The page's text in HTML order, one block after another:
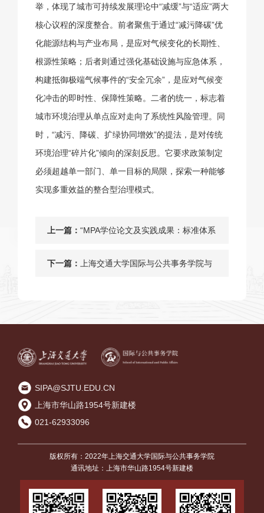
举，体现了城市可持续发展理论中“减缓”与“适应”两大
核心议程的深度整合。前者聚焦于通过“减污降碳”优
化能源结构与产业布局，是应对气候变化的长期性、
根源性策略；后者则通过强化基础设施与应急体系，
构建抵御极端气候事件的“安全冗余”，是应对气候变
化冲击的即时性、保障性策略。二者的统一，标志着
城市环境治理从单点应对走向了系统性风险管理。同
时，“减污、降碳、扩绿协同增效”的提法，是对传统
环境治理“碎片化”倾向的深刻反思。它要求政策制定
必须超越单一部门、单一目标的局限，探索一种能够
实现多重效益的整合型治理模式。
上一篇： “MPA学位论文及实践成果：标准体系
和质量管理”2025年专题研讨会在上
下一篇： 上海交通大学国际与公共事务学院与
SIPA@SJTU.EDU.CN
上海市华山路1954号新建楼
021-62933096
版权所有：2022年上海交通大学国际与公共事务学院
通讯地址：上海市华山路1954号新建楼